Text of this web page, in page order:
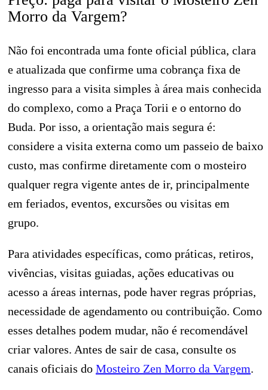
Morro da Vargem?
Não foi encontrada uma fonte oficial pública, clara
e atualizada que confirme uma cobrança fixa de
ingresso para a visita simples à área mais conhecida
do complexo, como a Praça Torii e o entorno do
Buda. Por isso, a orientação mais segura é:
considere a visita externa como um passeio de baixo
custo, mas confirme diretamente com o mosteiro
qualquer regra vigente antes de ir, principalmente
em feriados, eventos, excursões ou visitas em
grupo.
Para atividades específicas, como práticas, retiros,
vivências, visitas guiadas, ações educativas ou
acesso a áreas internas, pode haver regras próprias,
necessidade de agendamento ou contribuição. Como
esses detalhes podem mudar, não é recomendável
criar valores. Antes de sair de casa, consulte os
canais oficiais do Mosteiro Zen Morro da Vargem.